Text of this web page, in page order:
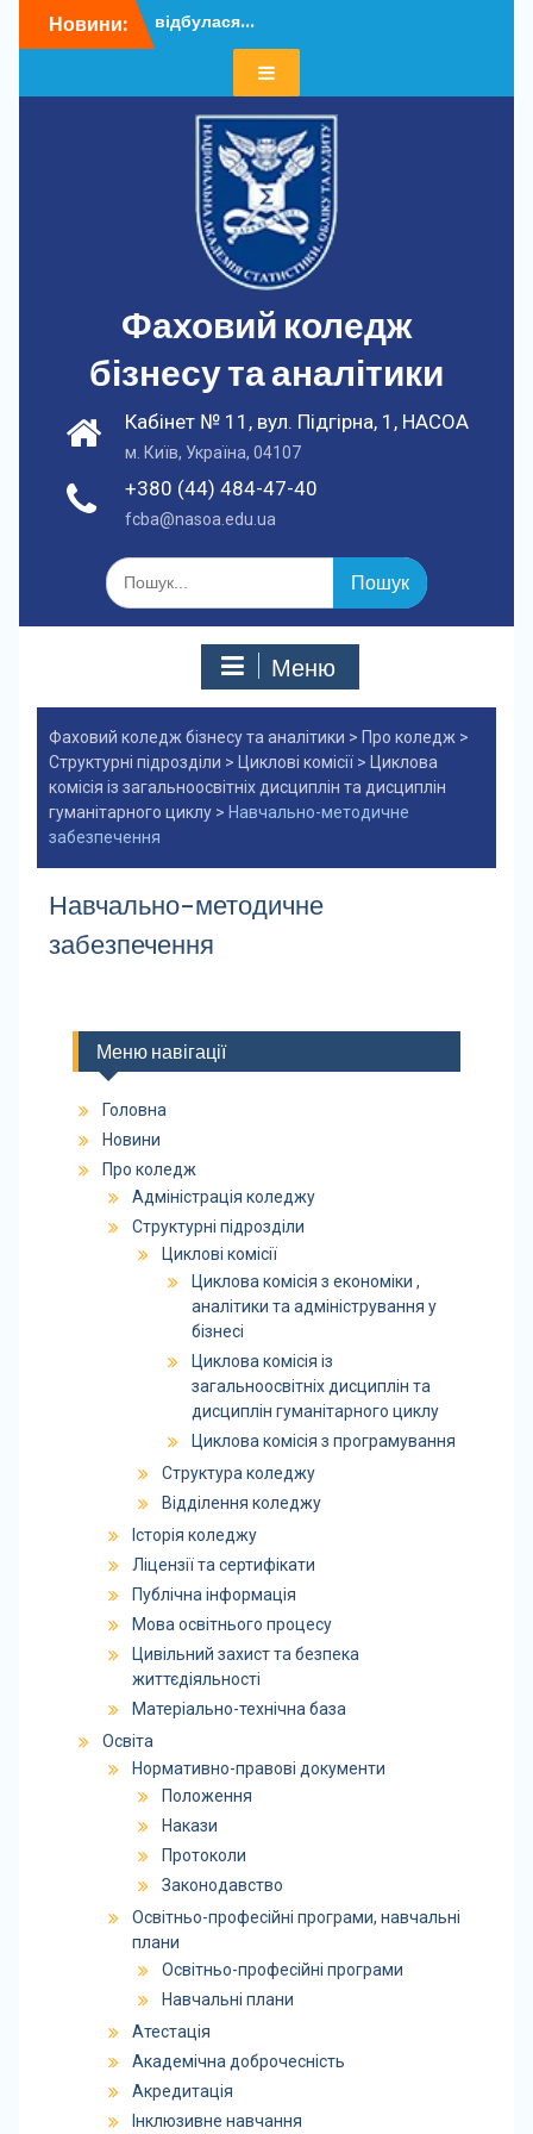
доНовини:
відбулася...
Додатковий набір – 202...
У ФКБА НАСОА
відбулася...
Додатковий набір – 202...
У ФКБА НАСОА
відбулася...
Фаховий коледж
бізнесу та аналітики
+380 (44) 484-47-40
fcba@nasoa.edu.ua
Кабінет № 11, вул. Підгірна, 1, НАСОА
м. Київ, Україна, 04107
Шукати:
Меню
Фаховий коледж бізнесу та аналітики > Про коледж >
Структурні підрозділи > Циклові комісії> Циклова
комісія із загальноосвітніх дисциплін та дисциплін
гуманітарного циклу> Навчально-методичне
забезпечення
Навчально-методичне
забезпечення
Меню навігації
Головна
Новини
Про коледж
Адміністрація коледжу
Структурні підрозділи
Циклові комісії
Циклова комісія з економіки ,
аналітики та адміністрування у
бізнесі
Циклова комісія із
загальноосвітніх дисциплін та
дисциплін гуманітарного циклу
Циклова комісія з програмування
Структура коледжу
Відділення коледжу
Історія коледжу
Ліцензії та сертифікати
Публічна інформація
Мова освітнього процесу
Цивільний захист та безпека
життєдіяльності
Матеріально-технічна база
Освіта
Нормативно-правові документи
Положення
Накази
Протоколи
Законодавство
Освітньо-професійні програми, навчальні
плани
Освітньо-професійні програми
Навчальні плани
Атестація
Академічна доброчесність
Акредитація
Інклюзивне навчання